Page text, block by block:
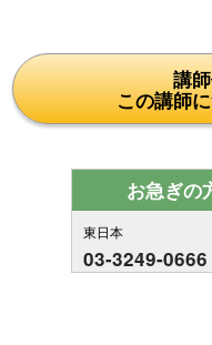
講
この講師
お急ぎの
東日本
03-3249-0666